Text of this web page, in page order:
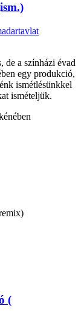
de a színházi évad
egy produkció,
ismétlésünkkel
ismételjük.
(